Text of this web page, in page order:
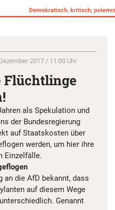
2017 / 11:00 Uhr
Flüchtlinge
als Spekulation und
der Bundesregierung
auf Staatskosten über
werden, um hier ihre
Einzelfälle.
an die AfD bekannt, dass
auf diesem Wege
Genannt